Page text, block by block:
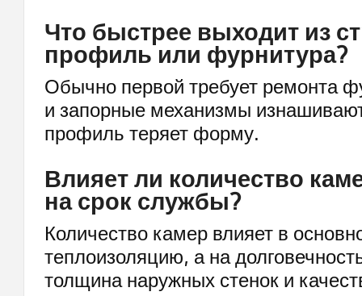
Что быстрее выходит из
профиль или фурнитура?
Обычно первой требует ремонта
и запорные механизмы
профиль теряет форму.
Влияет ли количество
на срок службы?
Количество камер влияет в
теплоизоляцию, а на
толщина наружных стенок и